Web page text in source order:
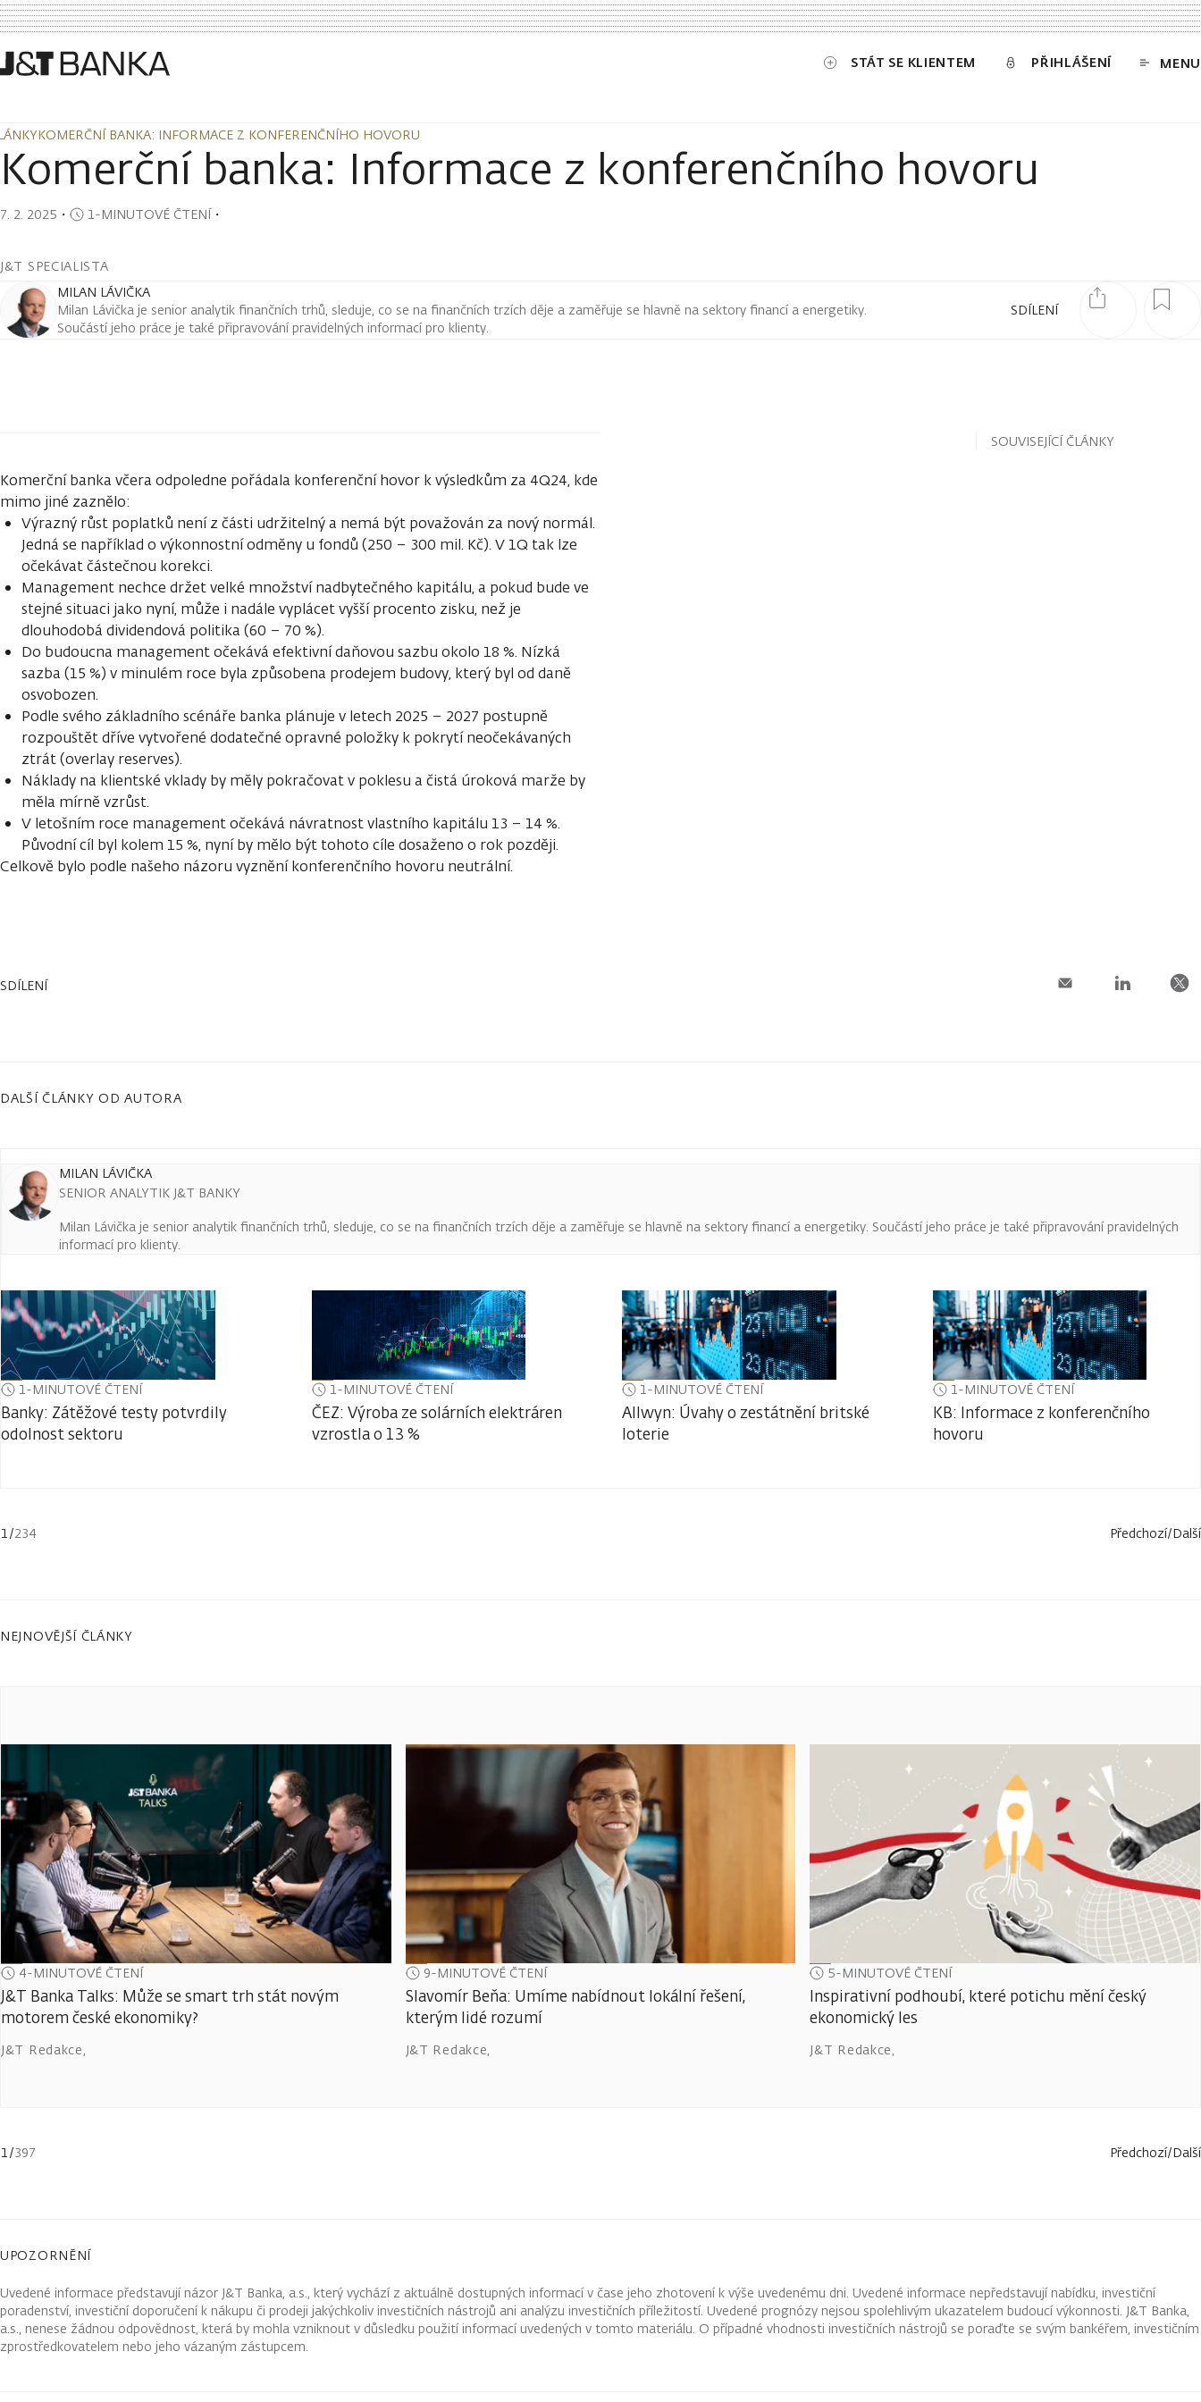
STÁT SE KLIENTEM PŘIHLÁŠENÍ MENU
KOMERČNÍ BANKA: INFORMACE Z KONFERENČNÍHO HOVORU
KOMERČNÍ BANKA: INFORMACE Z KONFERENČNÍHO HOVORU
Komerční banka: Informace z konferenčního hovoru
7. 2. 2025 ・ 1-MINUTOVÉ ČTENÍ・
J&T SPECIALISTA
SDÍLENÍ
MILAN LÁVIČKA
Milan Lávička je senior analytik finančních trhů, sleduje, co se na finančních trzích děje a zaměřuje se hlavně na sektory financí a energetiky.
Součástí jeho práce je také připravování pravidelných informací pro klienty.
Komerční banka včera odpoledne pořádala konferenční hovor k výsledkům za 4Q24, kde
mimo jiné zaznělo:
Výrazný růst poplatků není z části udržitelný a nemá být považován za nový normál.
Jedná se například o výkonnostní odměny u fondů (250 – 300 mil. Kč). V 1Q tak lze
očekávat částečnou korekci.
Management nechce držet velké množství nadbytečného kapitálu, a pokud bude ve
stejné situaci jako nyní, může i nadále vyplácet vyšší procento zisku, než je
dlouhodobá dividendová politika (60 – 70 %).
Do budoucna management očekává efektivní daňovou sazbu okolo 18 %. Nízká
sazba (15 %) v minulém roce byla způsobena prodejem budovy, který byl od daně
osvobozen.
Podle svého základního scénáře banka plánuje v letech 2025 – 2027 postupně
rozpouštět dříve vytvořené dodatečné opravné položky k pokrytí neočekávaných
ztrát (overlay reserves).
Náklady na klientské vklady by měly pokračovat v poklesu a čistá úroková marže by
měla mírně vzrůst.
V letošním roce management očekává návratnost vlastního kapitálu 13 – 14 %.
Původní cíl byl kolem 15 %, nyní by mělo být tohoto cíle dosaženo o rok později.
Celkově bylo podle našeho názoru vyznění konferenčního hovoru neutrální.
SOUVISEJÍCÍ ČLÁNKY
SDÍLENÍ
DALŠÍ ČLÁNKY OD AUTORA
MILAN LÁVIČKA
SENIOR ANALYTIK J&T BANKY
Milan Lávička je senior analytik finančních trhů, sleduje, co se na finančních trzích děje a zaměřuje se hlavně na sektory financí a energetiky. Součástí jeho práce je také připravování pravidelných
informací pro klienty.
1-MINUTOVÉ ČTENÍ
Banky: Zátěžové testy potvrdily
odolnost sektoru
1-MINUTOVÉ ČTENÍ
ČEZ: Výroba ze solárních elektráren
vzrostla o 13 %
1-MINUTOVÉ ČTENÍ
Allwyn: Úvahy o zestátnění britské
loterie
1-MINUTOVÉ ČTENÍ
KB: Informace z konferenčního
hovoru
1 /234 Předchozí/Další
NEJNOVĚJŠÍ ČLÁNKY
4-MINUTOVÉ ČTENÍ
J&T Banka Talks: Může se smart trh stát novým
motorem české ekonomiky?
J&T Redakce,
9-MINUTOVÉ ČTENÍ
Slavomír Beňa: Umíme nabídnout lokální řešení,
kterým lidé rozumí
J&T Redakce,
5-MINUTOVÉ ČTENÍ
Inspirativní podhoubí, které potichu mění český
ekonomický les
J&T Redakce,
1/397 Předchozí/Další
UPOZORNĚNÍ
Uvedené informace představují názor J&T Banka, a.s., který vychází z aktuálně dostupných informací v čase jeho zhotovení k výše uvedenému dni. Uvedené informace nepředstavují nabídku, investiční
poradenství, investiční doporučení k nákupu či prodeji jakýchkoliv investičních nástrojů ani analýzu investičních příležitostí. Uvedené prognózy nejsou spolehlivým ukazatelem budoucí výkonnosti. J&T Banka,
a.s., nenese žádnou odpovědnost, která by mohla vzniknout v důsledku použití informací uvedených v tomto materiálu. O případné vhodnosti investičních nástrojů se poraďte se svým bankéřem, investičním
zprostředkovatelem nebo jeho vázaným zástupcem.